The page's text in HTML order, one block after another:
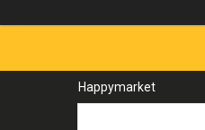
Happymarket